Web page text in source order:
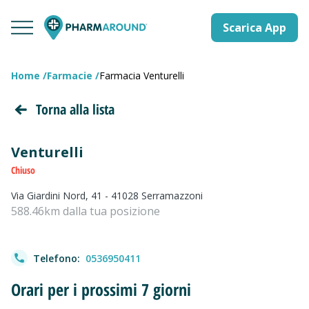
Scarica App
Home Farmacie Farmacia Venturelli
Torna alla lista
Venturelli
Chiuso
Via Giardini Nord, 41 - 41028 Serramazzoni
588.46km dalla tua posizione
Telefono: 0536950411
Orari per i prossimi 7 giorni